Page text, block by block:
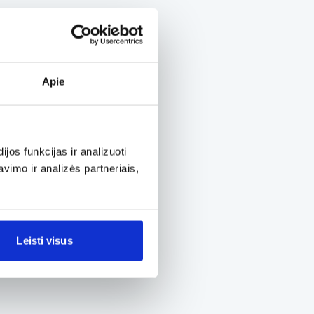
Apie
funkcijas ir analizuoti
ir analizės partneriais,
Leisti visus